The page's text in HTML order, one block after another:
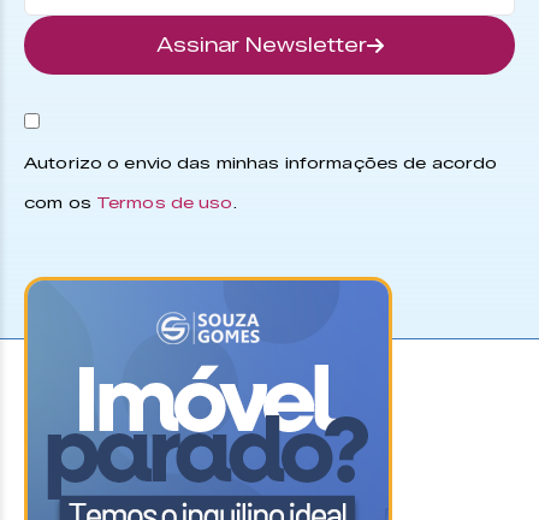
Assinar Newsletter
Autorizo o envio das minhas informações de acordo
com os Termos de uso.